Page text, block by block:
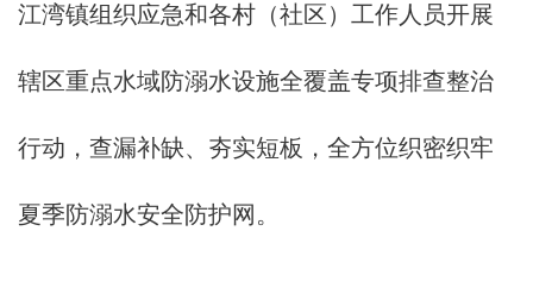
江湾镇组织应急和各村（社区）工作人员开展
辖区重点水域防溺水设施全覆盖专项排查整治
行动，查漏补缺、夯实短板，全方位织密织牢
夏季防溺水安全防护网。